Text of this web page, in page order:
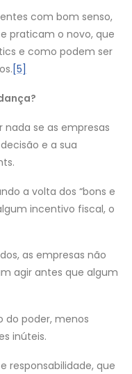
com bom senso,
praticam o novo, que
e como podem ser
[5]
nada se as empresas
e a sua
a volta dos “bons e
incentivo fiscal, o
as empresas não
agir antes que algum
do poder, menos
inúteis.
responsabilidade, que